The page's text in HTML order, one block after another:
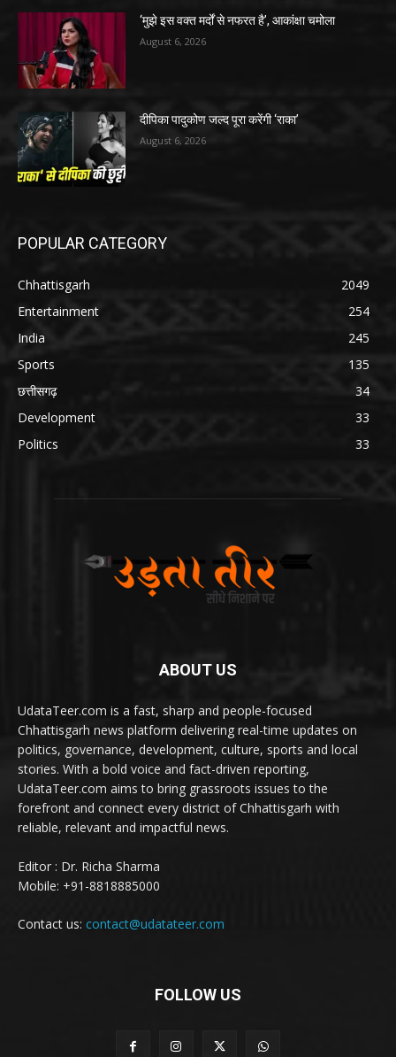
‘मुझे इस वक्त मर्दों से नफरत है’, आकांक्षा चमोला
August 6, 2026
दीपिका पादुकोण जल्द पूरा करेंगी ‘राका’
August 6, 2026
POPULAR CATEGORY
Chhattisgarh
2049
Entertainment
254
India
245
Sports
135
छत्तीसगढ़
34
Development
33
Politics
33
ABOUT US
UdataTeer.com is a fast, sharp and people-focused
Chhattisgarh news platform delivering real-time updates on
politics, governance, development, culture, sports and local
stories. With a bold voice and fact-driven reporting,
UdataTeer.com aims to bring grassroots issues to the
forefront and connect every district of Chhattisgarh with
reliable, relevant and impactful news.
Editor : Dr. Richa Sharma
Mobile: +91-8818885000
Contact us: contact@udatateer.com
FOLLOW US